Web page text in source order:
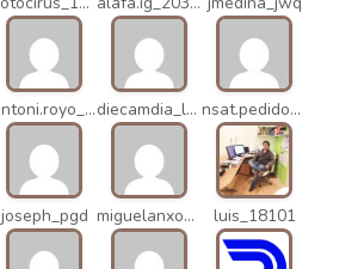
antoni.royo_10023 diecamdia_l27 nsat.pedidos_1235
joseph_pgd miguelanxogomez_21982 luis_18101